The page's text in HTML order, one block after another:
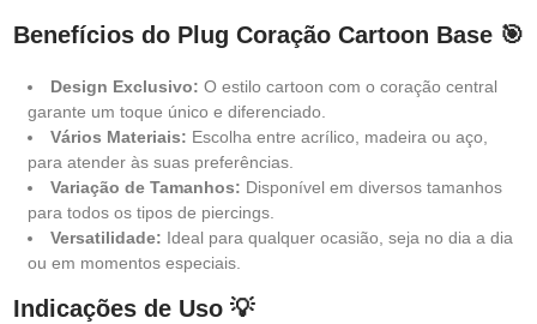
Benefícios do Plug Coração Cartoon Base 🎯
Design Exclusivo: O estilo cartoon com o coração central
garante um toque único e diferenciado.
Vários Materiais: Escolha entre acrílico, madeira ou aço,
para atender às suas preferências.
Variação de Tamanhos: Disponível em diversos tamanhos
para todos os tipos de piercings.
Versatilidade: Ideal para qualquer ocasião, seja no dia a dia
ou em momentos especiais.
Indicações de Uso 💡